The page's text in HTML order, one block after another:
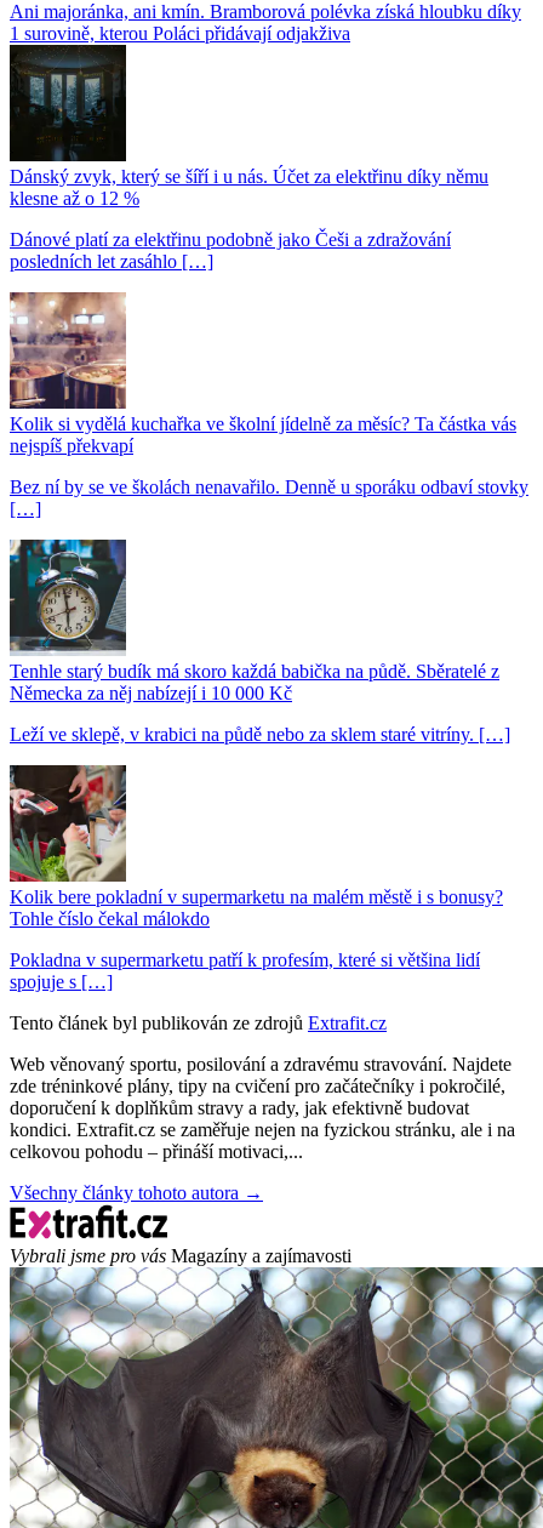
Ani majoránka, ani kmín. Bramborová polévka získá hloubku díky
1 surovině, kterou Poláci přidávají odjakživa
Dánský zvyk, který se šíří i u nás. Účet za elektřinu díky němu
klesne až o 12 %
Dánové platí za elektřinu podobně jako Češi a zdražování
posledních let zasáhlo […]
Kolik si vydělá kuchařka ve školní jídelně za měsíc? Ta částka vás
nejspíš překvapí
Bez ní by se ve školách nenavařilo. Denně u sporáku odbaví stovky
[…]
Tenhle starý budík má skoro každá babička na půdě. Sběratelé z
Německa za něj nabízejí i 10 000 Kč
Leží ve sklepě, v krabici na půdě nebo za sklem staré vitríny. […]
Kolik bere pokladní v supermarketu na malém městě i s bonusy?
Tohle číslo čekal málokdo
Pokladna v supermarketu patří k profesím, které si většina lidí
spojuje s […]
Tento článek byl publikován ze zdrojů Extrafit.cz
Web věnovaný sportu, posilování a zdravému stravování. Najdete
zde tréninkové plány, tipy na cvičení pro začátečníky i pokročilé,
doporučení k doplňkům stravy a rady, jak efektivně budovat
kondici. Extrafit.cz se zaměřuje nejen na fyzickou stránku, ale i na
celkovou pohodu – přináší motivaci,...
Všechny články tohoto autora →
Vybrali jsme pro vás Magazíny a zajímavosti